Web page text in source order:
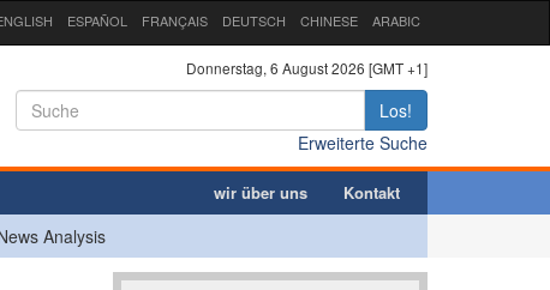
ESPAÑOL FRANÇAIS DEUTSCH CHINESE ARABIC
Donnerstag, 6 August 2026 [GMT +1]
Los!
Erweiterte Suche
wir über uns Kontakt
Analysis